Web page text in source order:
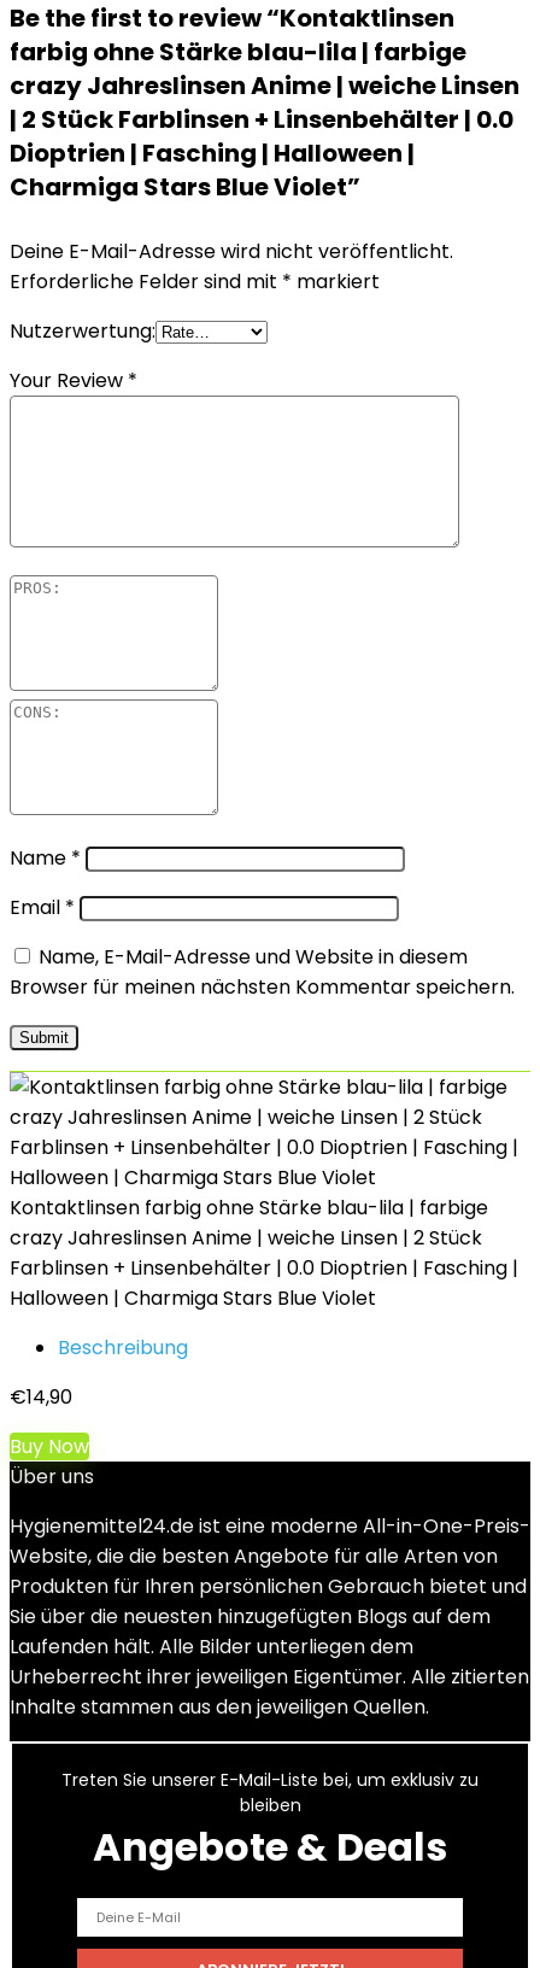
Be the first to review “Kontaktlinsen
farbig ohne Stärke blau-lila | farbige
crazy Jahreslinsen Anime | weiche Linsen
| 2 Stück Farblinsen + Linsenbehälter | 0.0
Dioptrien | Fasching | Halloween |
Charmiga Stars Blue Violet”
Deine E-Mail-Adresse wird nicht veröffentlicht.
Erforderliche Felder sind mit * markiert
Nutzerwertung:
Your Review *
Name *
Email *
Name, E-Mail-Adresse und Website in diesem
Browser für meinen nächsten Kommentar speichern.
Kontaktlinsen farbig ohne Stärke blau-lila | farbige
crazy Jahreslinsen Anime | weiche Linsen | 2 Stück
Farblinsen + Linsenbehälter | 0.0 Dioptrien | Fasching |
Halloween | Charmiga Stars Blue Violet
Beschreibung
€14,90
Buy Now
Über uns
Hygienemittel24.de ist eine moderne All-in-One-Preis-
Website, die die besten Angebote für alle Arten von
Produkten für Ihren persönlichen Gebrauch bietet und
Sie über die neuesten hinzugefügten Blogs auf dem
Laufenden hält. Alle Bilder unterliegen dem
Urheberrecht ihrer jeweiligen Eigentümer. Alle zitierten
Inhalte stammen aus den jeweiligen Quellen.
Treten Sie unserer E-Mail-Liste bei, um exklusiv zu
bleiben
Angebote & Deals